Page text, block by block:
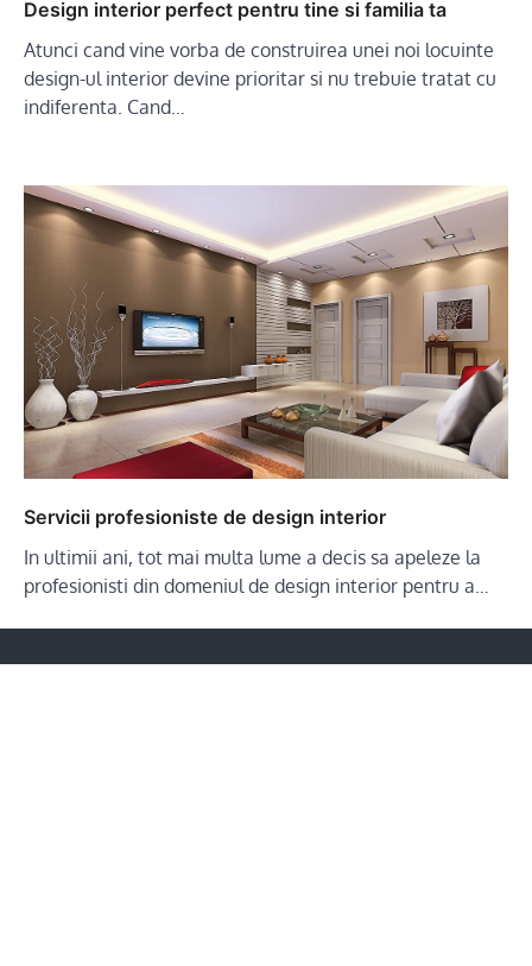
Design interior perfect pentru tine si familia ta
Atunci cand vine vorba de construirea unei noi locuinte
design-ul interior devine prioritar si nu trebuie tratat cu
indiferenta. Cand…
Servicii profesioniste de design interior
In ultimii ani, tot mai multa lume a decis sa apeleze la
profesionisti din domeniul de design interior pentru a…